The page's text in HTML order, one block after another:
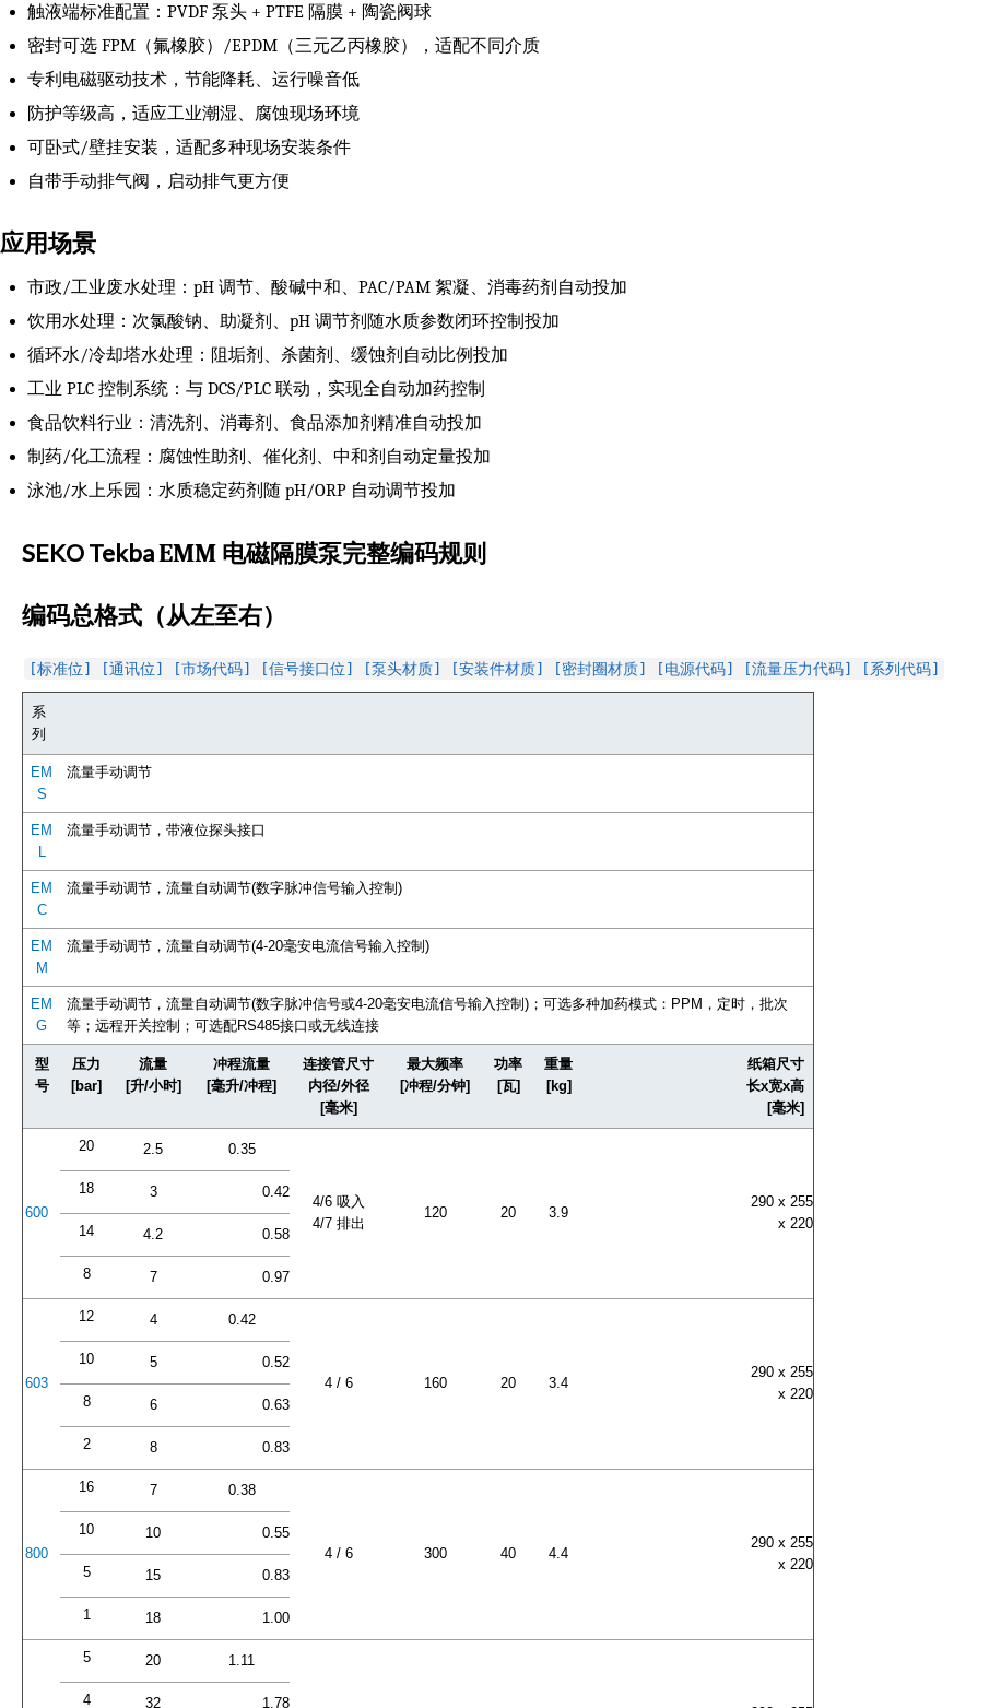
触液端标准配置：PVDF 泵头 + PTFE 隔膜 + 陶瓷阀球
密封可选 FPM（氟橡胶）/EPDM（三元乙丙橡胶），适配不同介质
专利电磁驱动技术，节能降耗、运行噪音低
防护等级高，适应工业潮湿、腐蚀现场环境
可卧式/壁挂安装，适配多种现场安装条件
自带手动排气阀，启动排气更方便
应用场景
市政/工业废水处理：pH 调节、酸碱中和、PAC/PAM 絮凝、消毒药剂自动投加
饮用水处理：次氯酸钠、助凝剂、pH 调节剂随水质参数闭环控制投加
循环水/冷却塔水处理：阻垢剂、杀菌剂、缓蚀剂自动比例投加
工业 PLC 控制系统：与 DCS/PLC 联动，实现全自动加药控制
食品饮料行业：清洗剂、消毒剂、食品添加剂精准自动投加
制药/化工流程：腐蚀性助剂、催化剂、中和剂自动定量投加
泳池/水上乐园：水质稳定药剂随 pH/ORP 自动调节投加
SEKO TekbaEMM 电磁隔膜泵完整编码规则
编码总格式（从左至右）
[标准位] [通讯位] [市场代码] [信号接口位] [泵头材质] [安装件材质] [密封圈材质] [电源代码] [流量压力代码] [系列代码]
系
列
EM
S
流量手动调节
EM
L
流量手动调节，带液位探头接口
EM
C
流量手动调节，流量自动调节(数字脉冲信号输入控制)
EM
M
流量手动调节，流量自动调节(4-20毫安电流信号输入控制)
EM
G
流量手动调节，流量自动调节(数字脉冲信号或4-20毫安电流信号输入控制)；可选多种加药模式：PPM，定时，批次
等；远程开关控制；可选配RS485接口或无线连接
型
号
压力
[bar]
流量
[升/小时]
冲程流量
[毫升/冲程]
连接管尺寸
内径/外径
[毫米]
最大频率
[冲程/分钟]
功率
[瓦]
重量
[kg]
纸箱尺寸
长x宽x高
[毫米]
600
20 2.5 0.35
4/6 吸入
4/7 排出
120 20 3.9
290 x 255
x 220
18 3 0.42
14 4.2 0.58
8 7 0.97
603
12 4 0.42
4 / 6 160 20 3.4
290 x 255
x 220
10 5 0.52
8 6 0.63
2 8 0.83
800
16 7 0.38
4 / 6 300 40 4.4
290 x 255
x 220
10 10 0.55
5 15 0.83
1 18 1.00
5 20 1.11
4 32 1.78